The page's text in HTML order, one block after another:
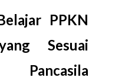
PPKN
Sesuai